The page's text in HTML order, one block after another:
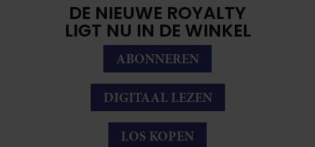
DE NIEUWE ROYALTY
LIGT NU IN DE WINKEL
ABONNEREN
DIGITAAL LEZEN
LOS KOPEN